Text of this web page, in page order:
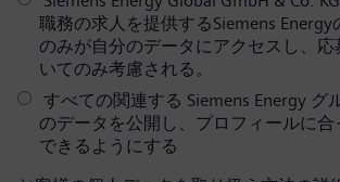
職務の求人を提供するSiemens Energy
のみが自分のデータにアクセスし、応
いてのみ考慮される。
すべての関連する Siemens Energy グ
のデータを公開し、プロフィールに合
できるようにする